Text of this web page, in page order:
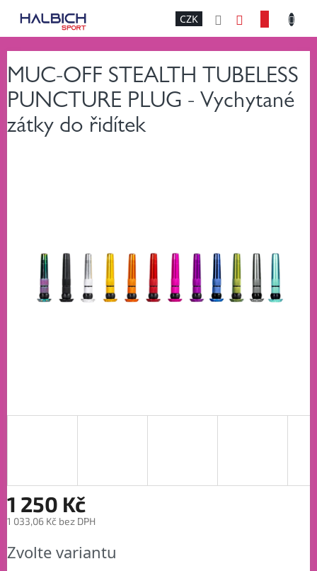
CZK
KOŠÍK
MUC-OFF STEALTH TUBELESS
PUNCTURE PLUG - Vychytané
zátky do řidítek
1 250 Kč
1 033,06 Kč bez DPH
cena:
Zvolte variantu